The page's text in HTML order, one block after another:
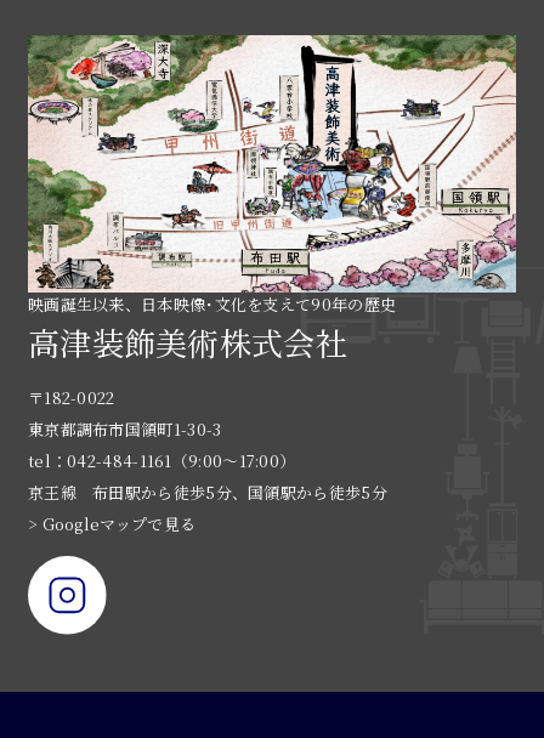
映画誕生以来、日本映像･文化を支えて90年の歴史
高津装飾美術株式会社
〒182-0022
東京都調布市国領町1-30-3
tel：042-484-1161（9:00〜17:00）
京王線 布田駅から徒歩5分、国領駅から徒歩5分
> Googleマップで見る